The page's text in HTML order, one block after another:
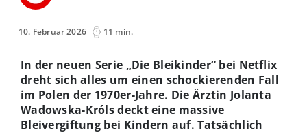
10. Februar 2026 11 min.
In der neuen Serie „Die Bleikinder“ bei Netflix
dreht sich alles um einen schockierenden Fall
im Polen der 1970er-Jahre. Die Ärztin Jolanta
Wadowska-Króls deckt eine massive
Bleivergiftung bei Kindern auf. Tatsächlich